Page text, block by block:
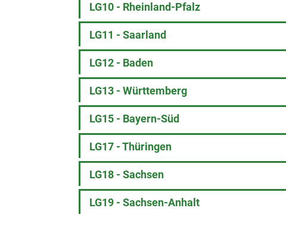
LG10 - Rheinland-Pfalz
LG11 - Saarland
LG12 - Baden
LG13 - Württemberg
LG15 - Bayern-Süd
LG17 - Thüringen
LG18 - Sachsen
LG19 - Sachsen-Anhalt